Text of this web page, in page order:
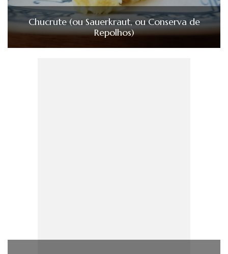
Chucrute (ou Sauerkraut, ou Conserva de
Repolhos)